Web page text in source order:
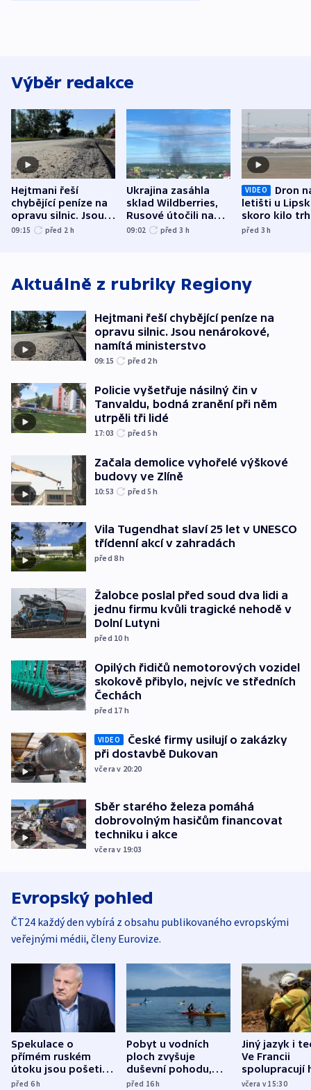
Výběr redakce
Hejtmani řeší
chybějící peníze na
opravu silnic. Jsou
nenárokové, namítá
09:15 před 2 h
Ukrajina zasáhla
sklad Wildberries,
Rusové útočili na
trh, hasiče či
09:02 před 3 h
VIDEO
Dron
letišti u
skoro kilo
indicie
před 3h
Aktuálně z rubriky Regiony
Hejtmani řeší chybějící peníze na
opravu silnic. Jsou nenárokové,
namítá ministerstvo
09:15 před 2h
Policie vyšetřuje násilný čin v
Tanvaldu, bodná zranění při něm
utrpěli tři lidé
17:03 před 5h
Začala demolice vyhořelé výškové
budovy ve Zlíně
10:53 před 5h
Vila Tugendhat slaví 25 let v UNESCO
třídenní akcí v zahradách
před 8h
Žalobce poslal před soud dva lidi a
jednu firmu kvůli tragické nehodě v
Dolní Lutyni
před 10 h
Opilých řidičů nemotorových vozidel
skokově přibylo, nejvíc ve středních
Čechách
před 17 h
VIDEO
České firmy usilují o zakázky
při dostavbě Dukovan
včera v 20:20
Sběr starého železa pomáhá
dobrovolným hasičům financovat
techniku i akce
včera v 19:03
Evropský pohled
ČT24 každý den vybírá z obsahu publikovaného evropskými
veřejnými médii, členy Eurovize.
Spekulace o
přímém ruském
útoku jsou pošetilé,
míní estonský
před 6h
Pobyt u vodních
ploch zvyšuje
duševní pohodu,
ukázala
před 16h
Jiný jazyk i
Ve Francii
spolupracují
různých zemí
včera v 15:30